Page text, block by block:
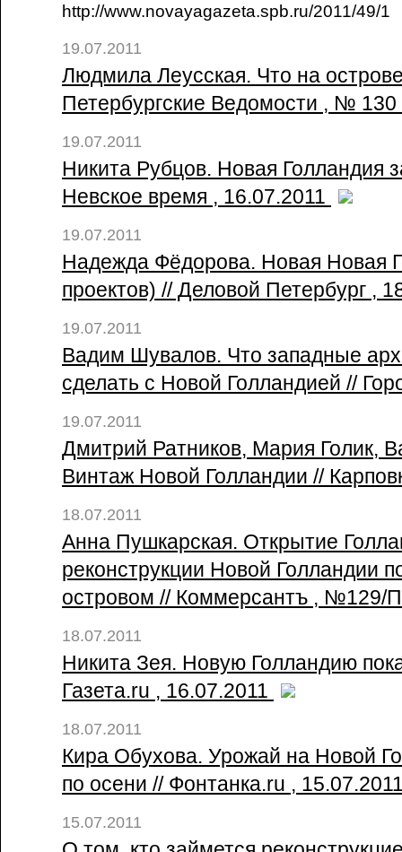
http://www.novayagazeta.spb.ru/2011/49/1
19.07.2011
Людмила Леусская. Что на
Петербургские Ведомости , № 130
19.07.2011
Никита Рубцов. Новая Голландия
Невское время , 16.07.2011
19.07.2011
Надежда Фёдорова. Новая Новая
проектов) // Деловой Петербург ,
19.07.2011
Вадим Шувалов. Что западные
сделать с Новой Голландией //
19.07.2011
Дмитрий Ратников, Мария Голик,
Винтаж Новой Голландии //
18.07.2011
Анна Пушкарская. Открытие
реконструкции Новой Голландии
островом // Коммерсантъ , №129/
18.07.2011
Никита Зея. Новую Голландию
Газета.ru , 16.07.2011
18.07.2011
Кира Обухова. Урожай на Новой
по осени // Фонтанка.ru ,
15.07.2011